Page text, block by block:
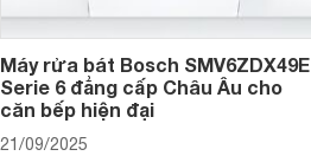
Máy rửa bát Bosch SMV6ZDX49E
Serie 6 đẳng cấp Châu Âu cho
căn bếp hiện đại
21/09/2025